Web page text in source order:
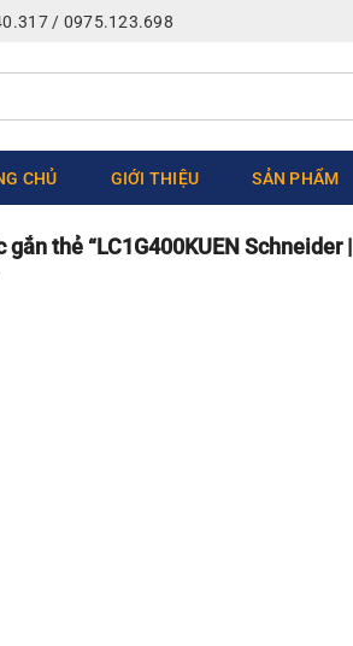
/ 0975.123.698
CHỦ GIỚI THIỆU SẢN PHẨM
thẻ “LC1G400KUEN Schneider |